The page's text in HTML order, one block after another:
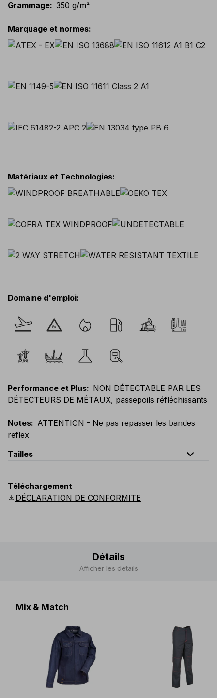
Grammage: 350 g/m²
Marquage et normes:
Matériaux et Technologies:
Domaine d'emploi:
Performance et Plus: NON DÉTECTABLE PAR LES
DÉTECTEURS DE MÉTAUX, passepoils réfléchissants
Notes: ATTENTION - Ne pas repasser les bandes
reflex
Tailles
expand_less
Scandinavian: S-
Téléchargement
download DÉCLARATION DE CONFORMITÉ
Détails
Afficher les détails
Mix & Match